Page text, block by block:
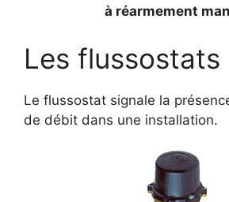
à réarmement
Les flussostats
Le flussostat signale la
de débit dans une installation.